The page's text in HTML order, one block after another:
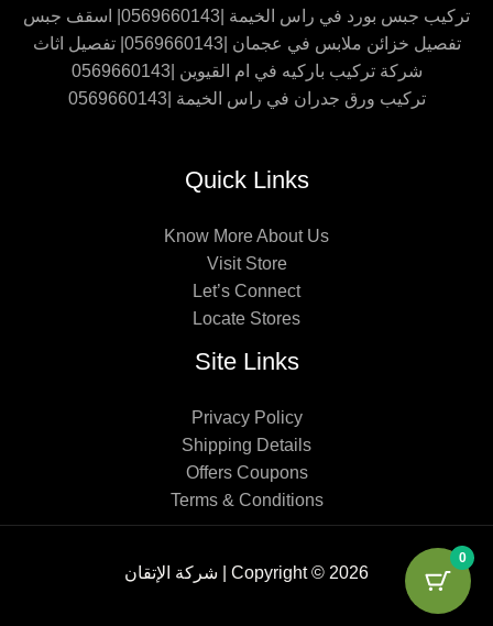
تركيب جبس بورد في راس الخيمة |0569660143| اسقف جبس
تفصيل خزائن ملابس في عجمان |0569660143| تفصيل اثاث
شركة تركيب باركيه في ام القيوين |0569660143
تركيب ورق جدران في راس الخيمة |0569660143
Quick Links
Know More About Us
Visit Store
Let’s Connect
Locate Stores
Site Links
Privacy Policy
Shipping Details
Offers Coupons
Terms & Conditions
Copyright © 2026 | شركة الإتقان
0